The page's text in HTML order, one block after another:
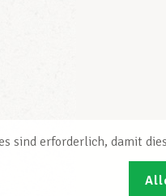
sind erforderlich, damit